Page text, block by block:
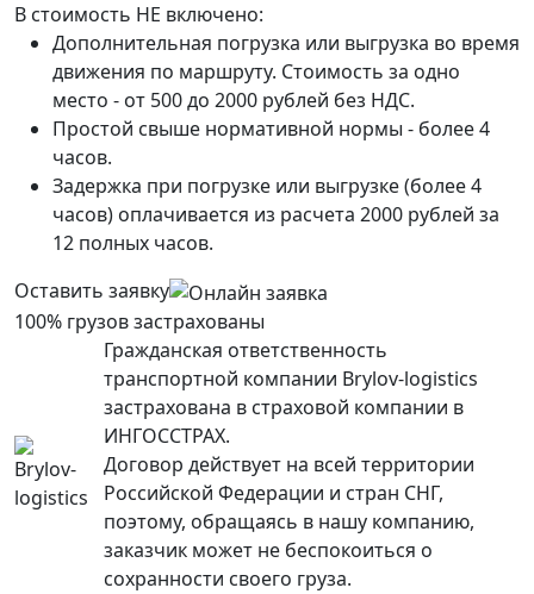
В стоимость НЕ включено:
Дополнительная погрузка или выгрузка во время
движения по маршруту. Стоимость за одно
место - от 500 до 2000 рублей без НДС.
Простой свыше нормативной нормы - более 4
часов.
Задержка при погрузке или выгрузке (более 4
часов) оплачивается из расчета 2000 рублей за
12 полных часов.
Оставить заявку
100% грузов застрахованы
Гражданская ответственность
транспортной компании Brylov-logistics
застрахована в страховой компании в
ИНГОСCТРАХ.
Договор действует на всей территории
Российской Федерации и стран СНГ,
поэтому, обращаясь в нашу компанию,
заказчик может не беспокоиться о
сохранности своего груза.